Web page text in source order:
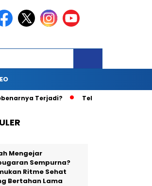
Terjadi? Teka-Teki Kematian
Mengejar
Sempurna?
Ritme Sehat
Bertahan Lama